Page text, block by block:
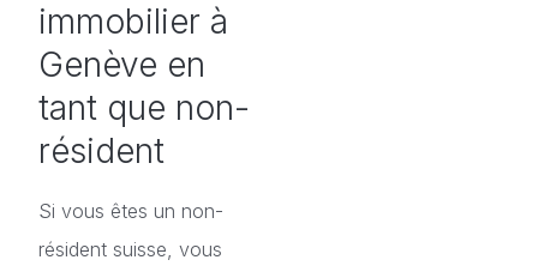
immobilier à
Genève en
tant que non-
résident
Si vous êtes un non-
résident suisse, vous